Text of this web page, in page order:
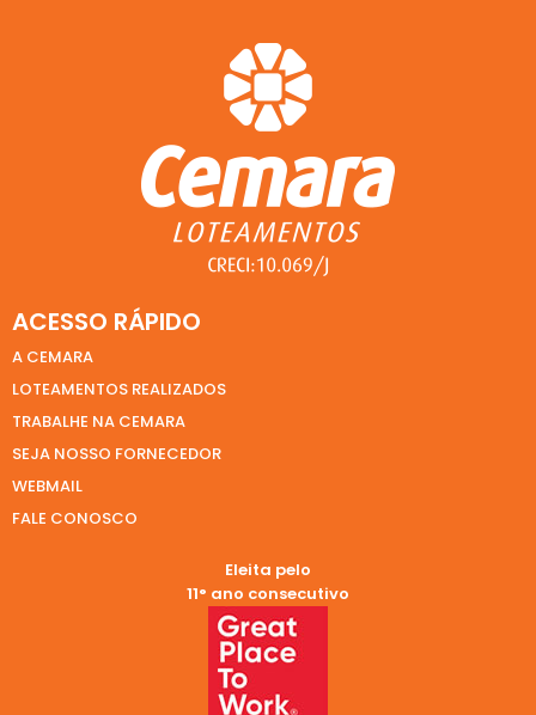
ACESSO RÁPIDO
A CEMARA
LOTEAMENTOS REALIZADOS
TRABALHE NA CEMARA
SEJA NOSSO FORNECEDOR
WEBMAIL
FALE CONOSCO
Eleita pelo
11° ano consecutivo